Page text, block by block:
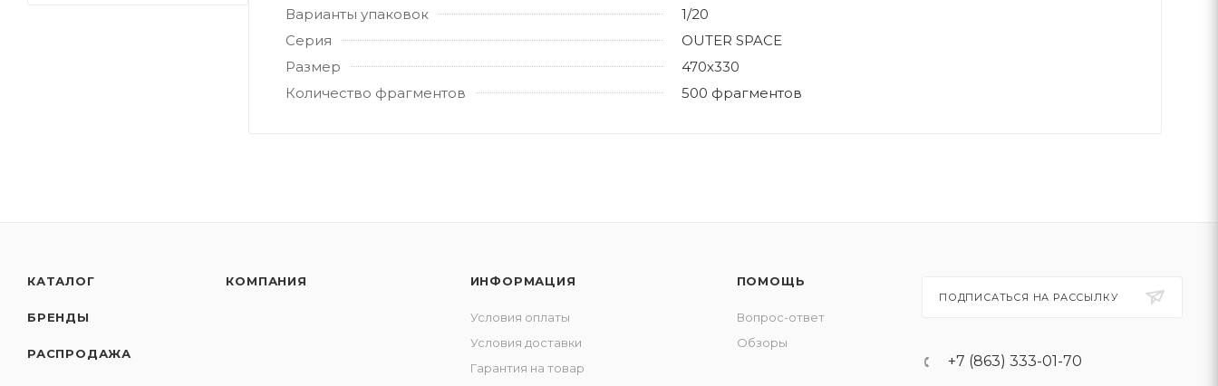
Варианты упаковок
1/20
Серия
OUTER SPACE
Размер
470х330
Количество фрагментов
500 фрагментов
КАТАЛОГ
БРЕНДЫ
РАСПРОДАЖА
КОМПАНИЯ ИНФОРМАЦИЯ
Условия оплаты
Условия доставки
Гарантия на товар
ПОМОЩЬ
Вопрос-ответ
Обзоры
ПОДПИСАТЬСЯ НА РАССЫЛКУ
+7 (863) 333-01-70